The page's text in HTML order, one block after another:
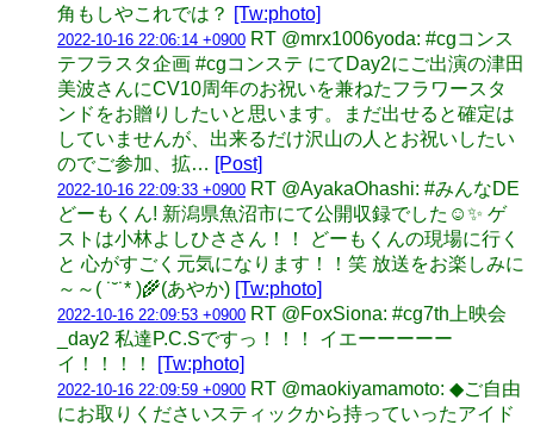
角もしやこれでは？ [Tw:photo]
2022-10-16 22:06:14 +0900 RT @mrx1006yoda: #cgコンス
テフラスタ企画 #cgコンステ にてDay2にご出演の津田
美波さんにCV10周年のお祝いを兼ねたフラワースタ
ンドをお贈りしたいと思います。まだ出せると確定は
していませんが、出来るだけ沢山の人とお祝いしたい
のでご参加、拡… [Post]
2022-10-16 22:09:33 +0900 RT @AyakaOhashi: #みんなDE
どーもくん! 新潟県魚沼市にて公開収録でした☺️✨ ゲ
ストは小林よしひささん！！ どーもくんの現場に行く
と 心がすごく元気になります！！笑 放送をお楽しみに
～～( ˙˘˙* )🌾(あやか) [Tw:photo]
2022-10-16 22:09:53 +0900 RT @FoxSiona: #cg7th上映会
_day2 私達P.C.Sですっ！！！ イエーーーーー
イ！！！！
[Tw:photo]
2022-10-16 22:09:59 +0900 RT @maokiyamamoto: ◆ご自由
にお取りくださいスティックから持っていったアイド